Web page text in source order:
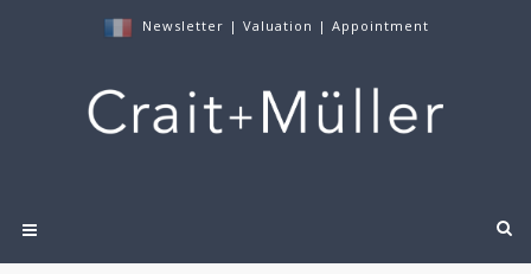
Newsletter | Valuation | Appointment